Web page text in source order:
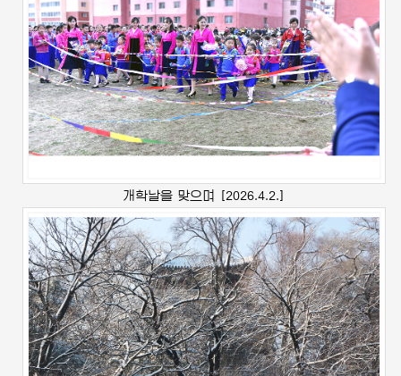
개학날을 맞으며 [2026.4.2.]